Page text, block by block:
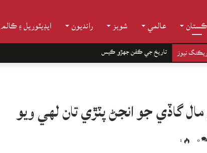
عالمي شوبز رانديون ايڊيٽوريل ۽ ڪالم
نيوز تاريخ جي ڪفن جھڙو ڪيس
گاڏي جو انجڻ پٽڙي تان لهي ويو
0
1